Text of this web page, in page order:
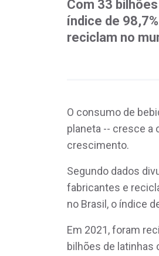
Com 33
índice de
reciclam no
O consumo de
planeta -- cresce a
crescimento.
Segundo dados
fabricantes e
no Brasil, o índice
Em 2021, foram
bilhões de latinhas